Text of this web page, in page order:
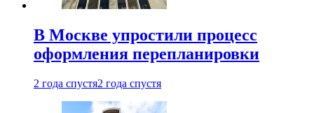
В Москве упростили процесс
оформления перепланировки
2 года спустя2 года спустя